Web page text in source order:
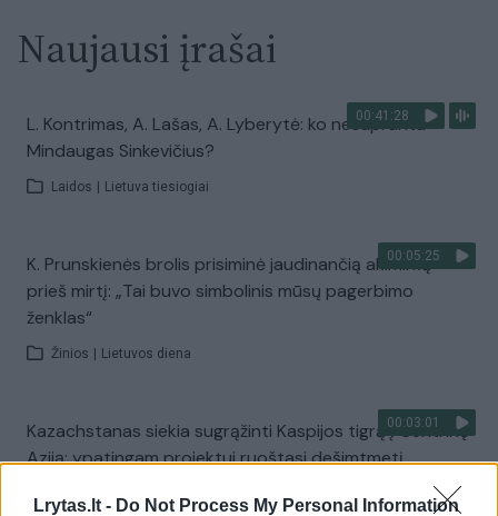
Lrytas.lt - Do Not Process My Personal Information
Naujausi įrašai
00:41:28
L. Kontrimas, A. Lašas, A. Lyberytė: ko nesupranta
Mindaugas Sinkevičius?
Laidos Lietuva tiesiogiai
00:05:25
K. Prunskienės brolis prisiminė jaudinančią akimirką
prieš mirtį: „Tai buvo simbolinis mūsų pagerbimo
ženklas“
Žinios Lietuvos diena
00:03:01
Kazachstanas siekia sugrąžinti Kaspijos tigrą į Centrinę
Aziją: ypatingam projektui ruoštasi dešimtmetį